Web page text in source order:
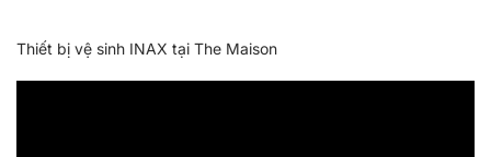
Thiết bị vệ sinh INAX tại The Maison